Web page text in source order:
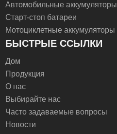
Автомобильные аккумуляторы
Старт-стоп батареи
Мотоциклетные аккумуляторы
БЫСТРЫЕ ССЫЛКИ
Дом
Продукция
О нас
Выбирайте нас
Часто задаваемые вопросы
Новости